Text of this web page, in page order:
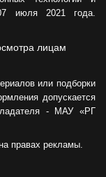
июля 2021 года.
лицам
или подборки
допускается
- МАУ «РГ
правах рекламы.